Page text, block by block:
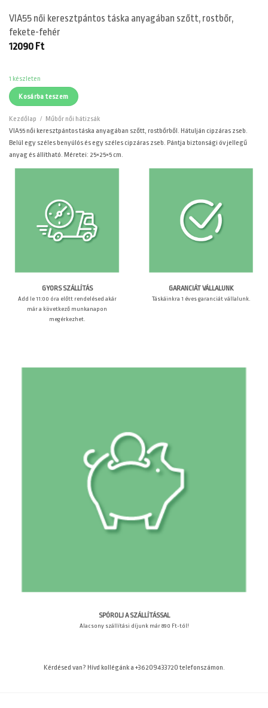
VIA55 női keresztpántos táska anyagában szőtt, rostbőr,
fekete-fehér
12090 Ft
1 készleten
Kosárba teszem
Kezdőlap / Műbőr női hátizsák
VIA55 női keresztpántos táska anyagában szőtt, rostbőrből. Hátulján cipzáras zseb.
Belül egy széles benyúlós és egy széles cipzáras zseb. Pántja biztonsági öv jellegű
anyag és állítható. Méretei: 25×25×5 cm.
GYORS SZÁLLÍTÁS
Add le 11:00 óra előtt rendelésed akár
már a következő munkanapon
megérkezhet.
GARANCIÁT VÁLLALUNK
Táskáinkra 1 éves garanciát vállalunk.
SPÓROLJ A SZÁLLÍTÁSSAL
Alacsony szállítási díjunk már 890 Ft-tól!
Kérdésed van? Hívd kollégánk a +36209433720 telefonszámon.